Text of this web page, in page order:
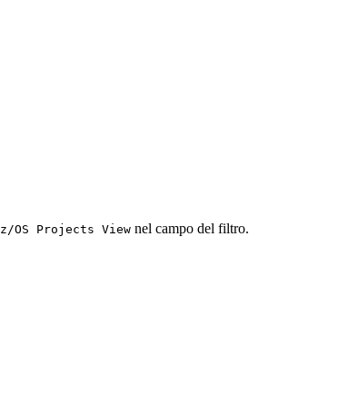
z/OS Projects View nel campo del filtro.